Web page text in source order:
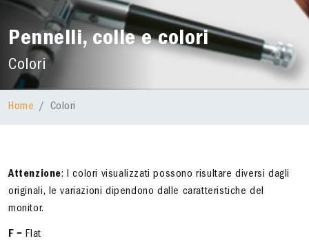
Pennelli, colle e colori
Colori
Home Colori
Attenzione: I colori visualizzati possono risultare diversi dagli
originali, le variazioni dipendono dalle caratteristiche del
monitor.
F = Flat